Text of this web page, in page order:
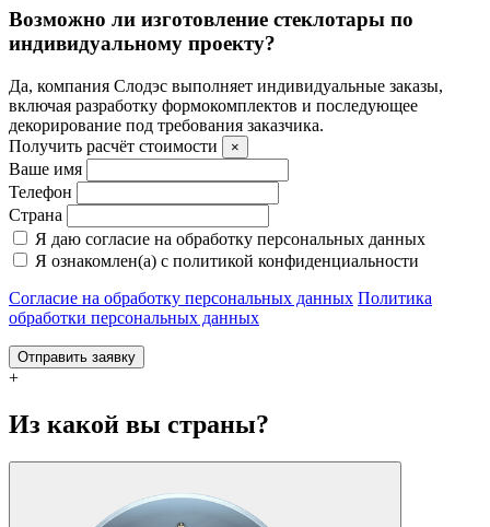
Возможно ли изготовление стеклотары по
индивидуальному проекту?
Да, компания Слодэс выполняет индивидуальные заказы,
включая разработку формокомплектов и последующее
декорирование под требования заказчика.
Получить расчёт стоимости
×
Ваше имя
Телефон
Страна
Я даю согласие на обработку персональных данных
Я ознакомлен(а) с политикой конфиденциальности
Согласие на обработку персональных данных Политика
обработки персональных данных
Отправить заявку
+
Из какой вы страны?